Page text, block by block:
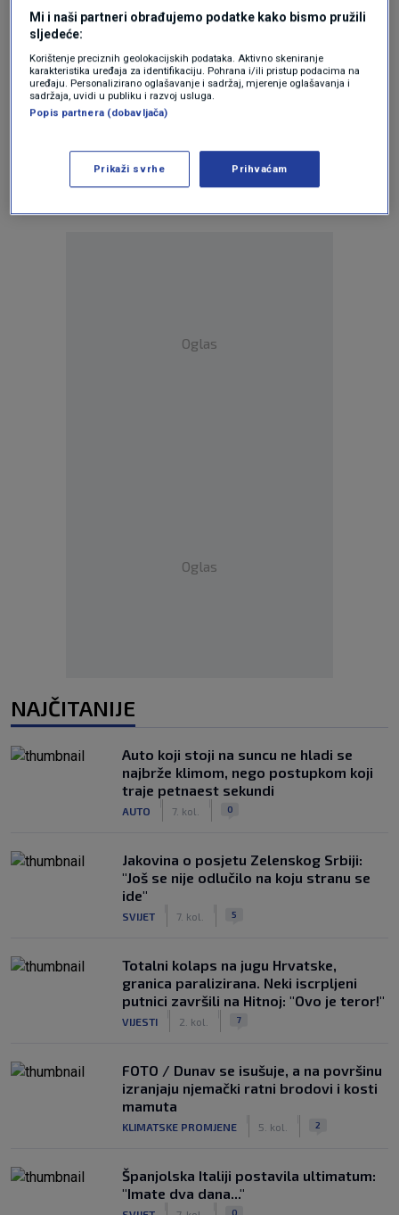
Odgovor
prije 2 mjeseci
Ja
Oh Magy, pa tebe ne treba ni mrziti…
A kladim se da si Hercegovka
Oglas
Oglas
NAJČITANIJE
Auto koji stoji na suncu ne hladi se
najbrže klimom, nego postupkom koji
traje petnaest sekundi
AUTO 7. kol. 0
Jakovina o posjetu Zelenskog Srbiji:
"Još se nije odlučilo na koju stranu se
ide"
SVIJET 7. kol. 5
Totalni kolaps na jugu Hrvatske,
granica paralizirana. Neki iscrpljeni
putnici završili na Hitnoj: "Ovo je teror!"
VIJESTI 2. kol. 7
FOTO / Dunav se isušuje, a na površinu
izranjaju njemački ratni brodovi i kosti
mamuta
KLIMATSKE PROMJENE 5. kol. 2
Španjolska Italiji postavila ultimatum:
"Imate dva dana..."
0
Mi i naši partneri obrađujemo podatke kako bismo pružili
sljedeće:
Korištenje preciznih geolokacijskih podataka. Aktivno skeniranje
karakteristika uređaja za identifikaciju. Pohrana i/ili pristup podacima na
uređaju. Personalizirano oglašavanje i sadržaj, mjerenje oglašavanja i
sadržaja, uvidi u publiku i razvoj usluga.
Popis partnera (dobavljača)
Prikaži svrhe Prihvaćam